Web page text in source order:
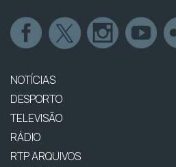
NOTÍCIAS
DESPORTO
TELEVISÃO
RÁDIO
RTP ARQUIVOS